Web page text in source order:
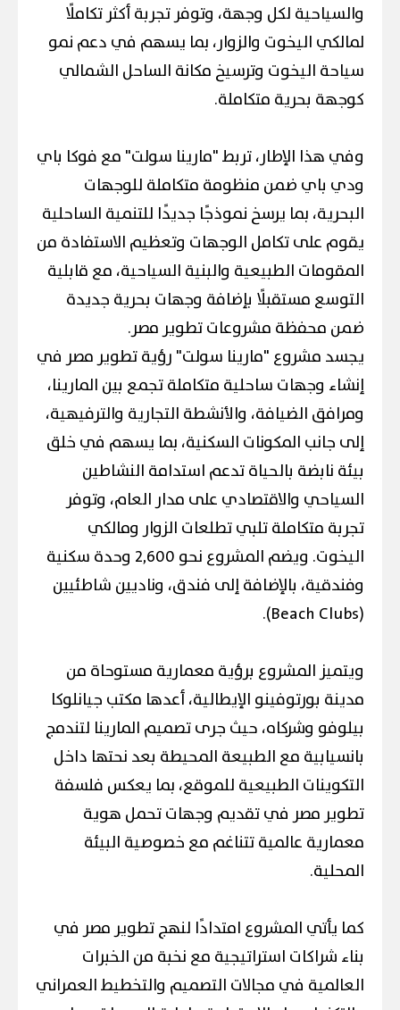
والسياحية لكل وجهة، وتوفر تجربة أكثر تكاملًا
لمالكي اليخوت والزوار، بما يسهم في دعم نمو
سياحة اليخوت وترسيخ مكانة الساحل الشمالي
كوجهة بحرية متكاملة.
وفي هذا الإطار، تربط "مارينا سولت" مع فوكا باي
ودي باي ضمن منظومة متكاملة للوجهات
البحرية، بما يرسخ نموذجًا جديدًا للتنمية الساحلية
يقوم على تكامل الوجهات وتعظيم الاستفادة من
المقومات الطبيعية والبنية السياحية، مع قابلية
التوسع مستقبلًا بإضافة وجهات بحرية جديدة
ضمن محفظة مشروعات تطوير مصر.
يجسد مشروع "مارينا سولت" رؤية تطوير مصر في
إنشاء وجهات ساحلية متكاملة تجمع بين المارينا،
ومرافق الضيافة، والأنشطة التجارية والترفيهية،
إلى جانب المكونات السكنية، بما يسهم في خلق
بيئة نابضة بالحياة تدعم استدامة النشاطين
السياحي والاقتصادي على مدار العام، وتوفر
تجربة متكاملة تلبي تطلعات الزوار ومالكي
اليخوت. ويضم المشروع نحو 2,600 وحدة سكنية
وفندقية، بالإضافة إلى فندق، وناديين شاطئيين
(Beach Clubs).
ويتميز المشروع برؤية معمارية مستوحاة من
مدينة بورتوفينو الإيطالية، أعدها مكتب جيانلوكا
بيلوفو وشركاه، حيث جرى تصميم المارينا لتندمج
بانسيابية مع الطبيعة المحيطة بعد نحتها داخل
التكوينات الطبيعية للموقع، بما يعكس فلسفة
تطوير مصر في تقديم وجهات تحمل هوية
معمارية عالمية تتناغم مع خصوصية البيئة
المحلية.
كما يأتي المشروع امتدادًا لنهج تطوير مصر في
بناء شراكات استراتيجية مع نخبة من الخبرات
العالمية في مجالات التصميم والتخطيط العمراني